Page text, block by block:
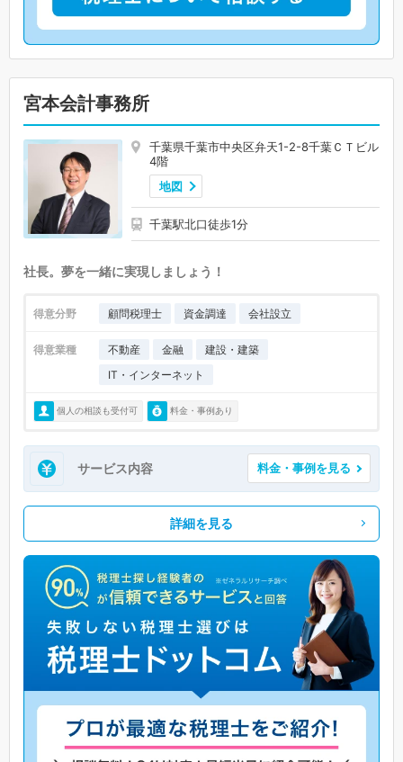
宮本会計事務所
千葉県千葉市中央区弁天1-2-8千葉ＣＴビル
4階
地図
千葉駅北口徒歩1分
社長。夢を一緒に実現しましょう！
得意分野 顧問税理士 資金調達 会社設立
得意業種 不動産 金融
建設・建築
IT・インターネット
個人の相談も受付可 料金・事例あり
サービス内容 料金・事例を見る
詳細を見る